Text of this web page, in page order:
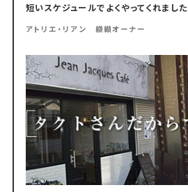
短いスケジュールでよくやってくれました
アトリエ・リアン 纐纈オーナー